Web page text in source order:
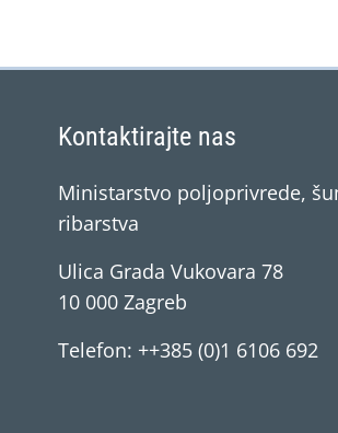
Kontaktirajte nas
Ministarstvo poljoprivrede,
ribarstva
Ulica Grada Vukovara 78
10 000 Zagreb
Telefon: ++385 (0)1 6106 692